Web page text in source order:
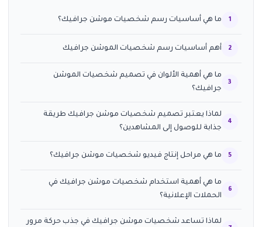
ما هي أساسيات رسم شخصيات موشن جرافيك؟
أهم أساسيات رسم شخصيات الموشن جرافيك
ما هي أهمية الألوان في تصميم شخصيات الموشن
جرافيك؟
لماذا يعتبر تصميم شخصيات موشن جرافيك طريقة
جذابة للوصول إلى المشاهدين؟
ما هي مراحل إنتاج فيديو شخصيات موشن جرافيك؟
ما هي أهمية استخدام شخصيات موشن جرافيك في
الحملات الإعلانية؟
لماذا تساعد شخصيات موشن جرافيك في جذب حركة مرور